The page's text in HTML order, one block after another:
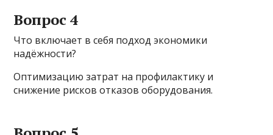
Вопрос 4
Что включает в себя подход экономики
надёжности?
Оптимизацию затрат на профилактику и
снижение рисков отказов оборудования.